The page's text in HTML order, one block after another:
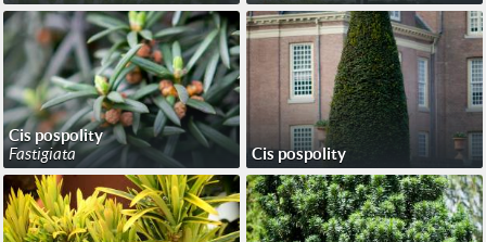
Cis pospolity
Fastigiata
Cis pospolity